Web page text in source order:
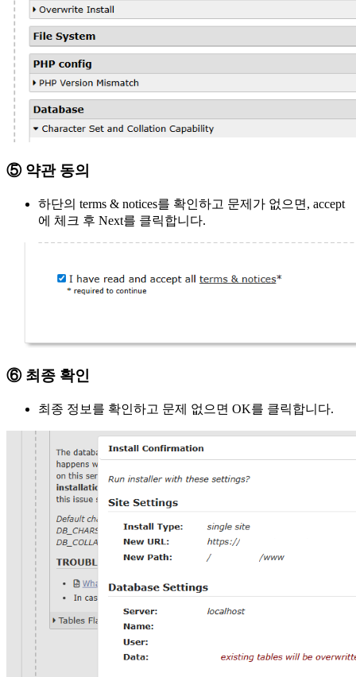
⑤ 약관 동의
하단의 terms & notices를 확인하고 문제가 없으면, accept
에 체크 후 Next를 클릭합니다.
⑥ 최종 확인
최종 정보를 확인하고 문제 없으면 OK를 클릭합니다.